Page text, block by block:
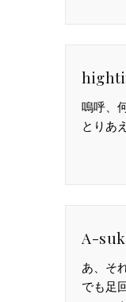
嗚呼、
とりあ
A-
あ、そ
でも足